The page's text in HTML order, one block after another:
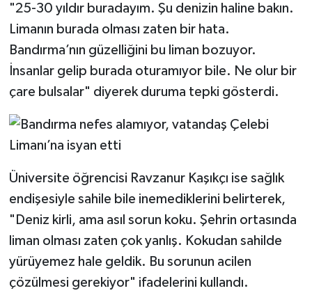
"25-30 yıldır buradayım. Şu denizin haline bakın.
Limanın burada olması zaten bir hata.
Bandırma’nın güzelliğini bu liman bozuyor.
İnsanlar gelip burada oturamıyor bile. Ne olur bir
çare bulsalar" diyerek duruma tepki gösterdi.
Üniversite öğrencisi Ravzanur Kaşıkçı ise sağlık
endişesiyle sahile bile inemediklerini belirterek,
"Deniz kirli, ama asıl sorun koku. Şehrin ortasında
liman olması zaten çok yanlış. Kokudan sahilde
yürüyemez hale geldik. Bu sorunun acilen
çözülmesi gerekiyor" ifadelerini kullandı.